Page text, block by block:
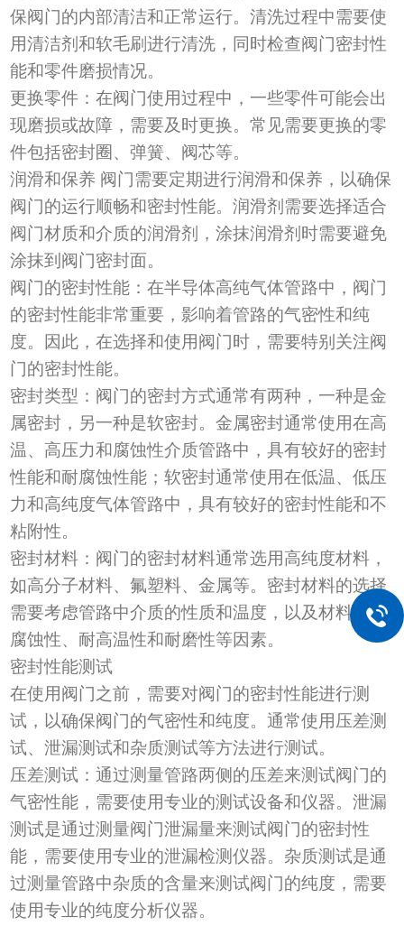
保阀门的内部清洁和正常运行。清洗过程中需要使
用清洁剂和软毛刷进行清洗，同时检查阀门密封性
能和零件磨损情况。
更换零件 ：在阀门使用过程中，一些零件可能会出
现磨损或故障，需要及时更换。常见需要更换的零
件包括密封圈、弹簧、阀芯等。
润滑和保养 阀门需要定期进行润滑和保养，以确保
阀门的运行顺畅和密封性能。润滑剂需要选择适合
阀门材质和介质的润滑剂，涂抹润滑剂时需要避免
涂抹到阀门密封面。
阀门的密封性能 ：在半导体高纯气体管路中，阀门
的密封性能非常重要，影响着管路的气密性和纯
度。因此，在选择和使用阀门时，需要特别关注阀
门的密封性能。
密封类型 ： 阀门的密封方式通常有两种，一种是金
属密封，另一种是软密封。金属密封通常使用在高
温、高压力和腐蚀性介质管路中，具有较好的密封
性能和耐腐蚀性能；软密封通常使用在低温、低压
力和高纯度气体管路中，具有较好的密封性能和不
粘附性。
密封材料 ： 阀门的密封材料通常选用高纯度材料，
如高分子材料、氟塑料、金属等。密封材料的选择
需要考虑管路中介质的性质和温度，以及材料的耐
腐蚀性、耐高温性和耐磨性等因素。
密封性能测试
在使用阀门之前，需要对阀门的密封性能进行测
试，以确保阀门的气密性和纯度。通常使用压差测
试、泄漏测试和杂质测试等方法进行测试。
压差测试 ：通过测量管路两侧的压差来测试阀门的
气密性能，需要使用专业的测试设备和仪器。泄漏
测试是通过测量阀门泄漏量来测试阀门的密封性
能，需要使用专业的泄漏检测仪器。杂质测试是通
过测量管路中杂质的含量来测试阀门的纯度，需要
使用专业的纯度分析仪器。